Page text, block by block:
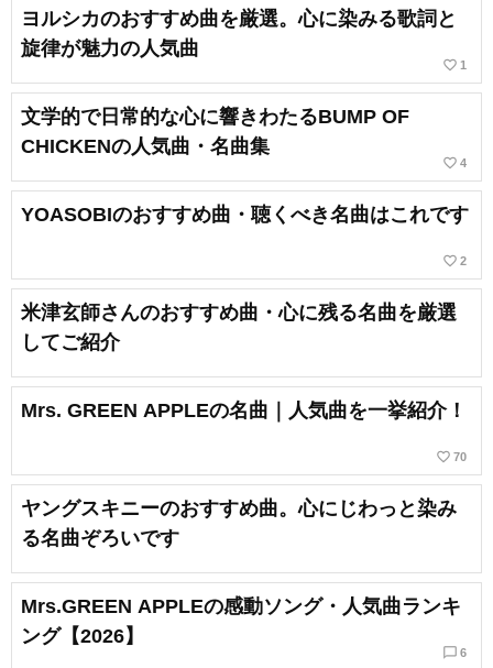
ヨルシカのおすすめ曲を厳選。心に染みる歌詞と
旋律が魅力の人気曲
favorite_border 1
文学的で日常的な心に響きわたるBUMP OF
CHICKENの人気曲・名曲集
favorite_border 4
YOASOBIのおすすめ曲・聴くべき名曲はこれです
favorite_border 2
米津玄師さんのおすすめ曲・心に残る名曲を厳選
してご紹介
Mrs. GREEN APPLEの名曲｜人気曲を一挙紹介！
favorite_border 70
ヤングスキニーのおすすめ曲。心にじわっと染み
る名曲ぞろいです
Mrs.GREEN APPLEの感動ソング・人気曲ランキ
ング【2026】
chat_bubble_outline 6